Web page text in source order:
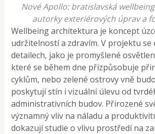
Nové Apollo: bratislavská
autorky exteriérových úprav a
Wellbeing architektura je koncept
udržitelností a zdravím. V projektu se
detailech, jako je promyšlené
které se během dne přizpůsobuje
cyklům, nebo zelené ostrovy vně
poskytují stín i vizuální úlevu od
administrativních budov​. Přirozené
významný vliv na náladu a
dokazují studie o vlivu prostředí na